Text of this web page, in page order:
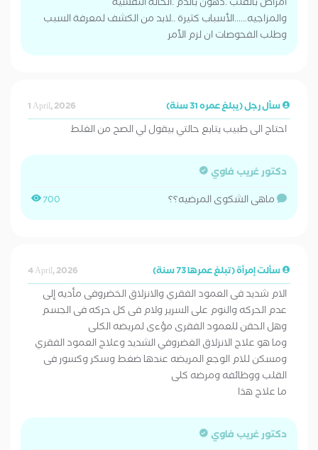
أمراض بالقلب .دهون بالدم .الحالة النفسية
والمزاجيه......الأسباب كثيرة ..لابد من الكشف لمعرفة السبب
وطلب الفحوصات ان لزم الأمر
سأل رجل (يبلغ عمره 31 سنة) 1 April, 2026
احتاج الى طبيب يتابع حالتي بيقول لي الصح من الغلط
دكتور غريب فاوي
700 ماهى الشكوى المرضيه؟؟
سألت إمرأة (تبلغ عمرها 73 سنة) 4 April, 2026
الام شديد فى العمود الفقري والانزلاق الخضروفى مأديه إلى
عدم الحركه والنوم على السرير ولام فى كل حركه فى الجسم
وهل الحقن للعمود الفقرى مؤءى لمريضه الكلى
وما هو علاج الانزلاق الغضروفي الشديد وعلاج العمود الفقري
ومسكن للام الوجع المريضه عندها ضغط وسكر وكسور فى
القلب ووظائفه ومرضه كلى
ما علاج هذا
دكتور غريب فاوي